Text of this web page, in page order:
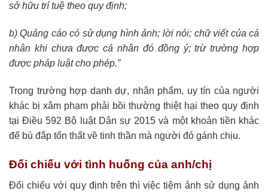
sở hữu trí tuệ theo quy định;
b) Quảng cáo có sử dụng hình ảnh; lời nói; chữ viết của cá
nhân khi chưa được cá nhân đó đồng ý; trừ trường hợp
được pháp luật cho phép.”
Trong trường hợp danh dự, nhân phẩm, uy tín của người
khác bị xâm phạm phải bồi thường thiệt hại theo quy định
tại Điều 592 Bộ luật Dân sự 2015 và một khoản tiền khác
để bù đắp tổn thất về tinh thần mà người đó gánh chịu.
Đối chiếu với tình huống của anh/chị
Đối chiếu với quy định trên thì việc tiệm ảnh sử dụng ảnh